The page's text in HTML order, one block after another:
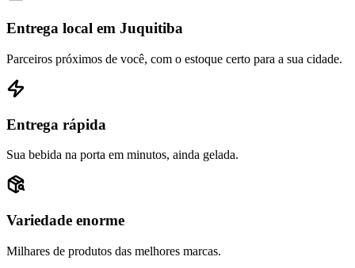
Entrega local em Juquitiba
Parceiros próximos de você, com o estoque certo para a sua cidade.
Entrega rápida
Sua bebida na porta em minutos, ainda gelada.
Variedade enorme
Milhares de produtos das melhores marcas.